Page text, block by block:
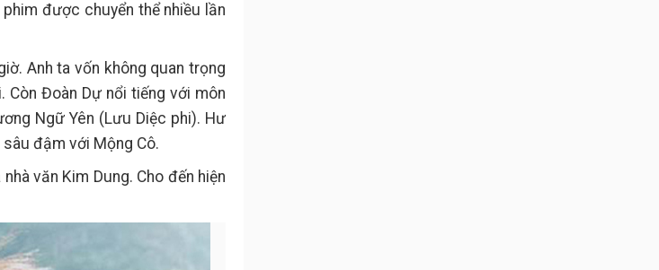
được chuyển thể nhiều lần
Anh ta vốn không quan trọng
Còn Đoàn Dự nổi tiếng với môn
Ngữ Yên (Lưu Diệc phi). Hư
đậm với Mộng Cô.
văn Kim Dung. Cho đến hiện